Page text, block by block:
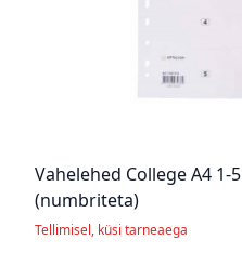
Vahelehed College A4 1-5 plastik värviline
(numbriteta)
Tellimisel, küsi tarneaega